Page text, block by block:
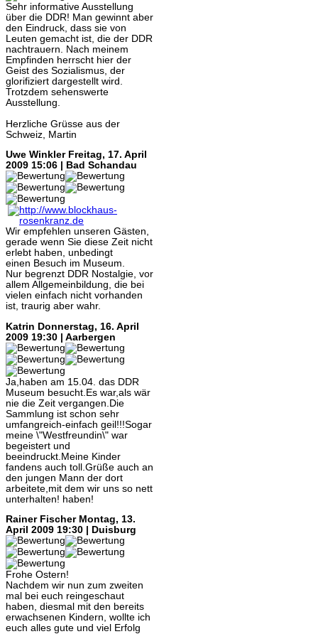
Sehr informative Ausstellung
über die DDR! Man gewinnt aber
den Eindruck, dass sie von
Leuten gemacht ist, die der DDR
nachtrauern. Nach meinem
Empfinden herrscht hier der
Geist des Sozialismus, der
glorifiziert dargestellt wird.
Trotzdem sehenswerte
Ausstellung.
Herzliche Grüsse aus der
Schweiz, Martin
Uwe Winkler Freitag, 17. April
2009 15:06 | Bad Schandau
Wir empfehlen unseren Gästen,
gerade wenn Sie diese Zeit nicht
erlebt haben, unbedingt
einen Besuch im Museum.
Nur begrenzt DDR Nostalgie, vor
allem Allgemeinbildung, die bei
vielen einfach nicht vorhanden
ist, traurig aber wahr.
Katrin Donnerstag, 16. April
2009 19:30 | Aarbergen
Ja,haben am 15.04. das DDR
Museum besucht.Es war,als wär
nie die Zeit vergangen.Die
Sammlung ist schon sehr
umfangreich-einfach geil!!!Sogar
meine \"Westfreundin\" war
begeistert und
beeindruckt.Meine Kinder
fandens auch toll.Grüße auch an
den jungen Mann der dort
arbeitete,mit dem wir uns so nett
unterhalten! haben!
Rainer Fischer Montag, 13.
April 2009 19:30 | Duisburg
Frohe Ostern!
Nachdem wir nun zum zweiten
mal bei euch reingeschaut
haben, diesmal mit den bereits
erwachsenen Kindern, wollte ich
euch alles gute und viel Erfolg